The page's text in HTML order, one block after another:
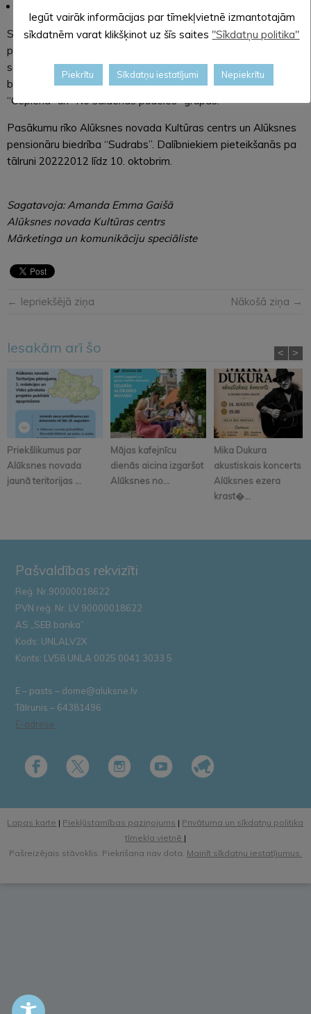
Savu vērtējumu pēc degustācijas varēs paust ikviens
pasākuma apmeklētājs, nosakot uzvarētājus. Pateicības
saņems visi dalībnieki, bet pasākuma organizatoru sarūpētās
balvas nonāks pie trim labākajiem sāļo, saldo konservējumu,
“Cepiena” un “No saldenās pudeles” grupās.
Pasākumu rīko Alūksnes novada Kultūras centrs un Alūksnes
pensionāru biedrība “Sudrabs”. Dalībniekiem pieteikšanās pa
tālruni 20222012 līdz 10. oktobrim.
Sagatavoja: Amanda Emma Gaišā
Alūksnes novada Kultūras centrs
Mārketinga un komunikāciju speciāliste
← Iepriekšējā ziņa Nākošā ziņa →
Iesakām arī šo
Priekšlikumus par
Alūksnes novada
jaunā teritorijas ...
Mājas kafejnīcu
dienās aicina izgaršot
Alūksnes no...
Mika Dukura
akustiskais koncerts
Alūksnes ezera
krast�...
< >
Pašvaldības rekvizīti
Reģ. Nr.90000018622
PVN reģ. Nr. LV 90000018622
AS „SEB banka”
Kods: UNLALV2X
Konts: LV58 UNLA 0025 0041 3033 5
E – pasts – dome@aluksne.lv
Tālrunis – 64381496
E-adrese
Lapas karte | Piekļūstamības paziņojums | Privātuma un sīkdatņu politika
tīmekļa vietnē |
Pašreizējais stāvoklis: Piekrišana nav dota. Mainīt sīkdatņu iestatījumus.
Iegūt vairāk informācijas par tīmekļvietnē izmantotajām
sīkdatnēm varat klikšķinot uz šīs saites "Sīkdatņu politika"
Piekrītu Sīkdatņu iestatījumi Nepiekrītu